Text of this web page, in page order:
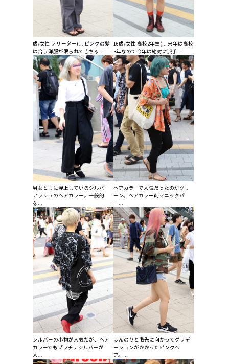
歳/女性 フリーター(... ピンクの髪
は合う洋服が限られてきちゃ...
16歳/女性 高校2年生(... 来年は高校
3年なので今年は絶対に派手...
男女ともに浮上しているシルバー
アッシュのヘアカラー。一般的
な...
ヘアカラーで人気だったのがグリ
ーン。ヘアカラー剤マニックパ
ニ...
シルバーの小物が人気だが、ヘア
カラーでもプラチナシルバーが
人...
ほんのりと毛先に向かってグラデ
ーションがかかったピンクヘ
ア。...